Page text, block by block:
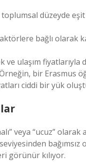
düzeyde eşit
bağlı olarak
ulaşım fiyatlarıyla
bir Erasmus
ciddi bir yük
“ucuz” olarak
görünür kılıyor.